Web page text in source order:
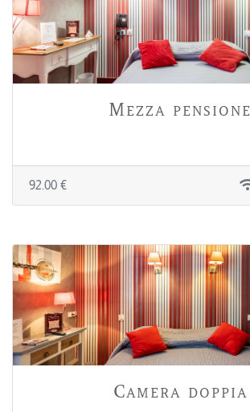
Mezza pensione
92.00 €
Camera doppia